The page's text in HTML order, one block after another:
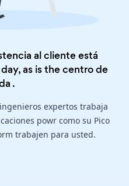
al cliente está
as is thecentro de
.
expertos trabaja
powr como su Pico
trabajen para usted.